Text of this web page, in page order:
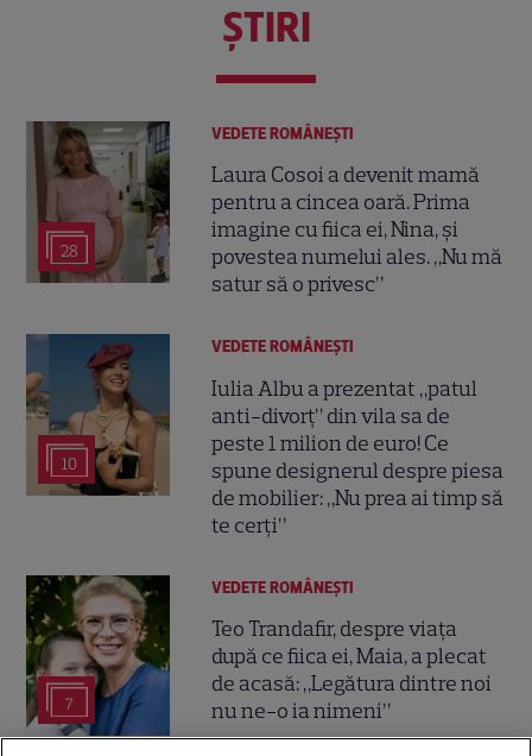
ŞTIRI
28
VEDETE ROMÂNEŞTI
Laura Cosoi a devenit mamă
pentru a cincea oară. Prima
imagine cu fiica ei, Nina, și
povestea numelui ales. „Nu mă
satur să o privesc”
10
VEDETE ROMÂNEŞTI
Iulia Albu a prezentat „patul
anti-divorț” din vila sa de
peste 1 milion de euro! Ce
spune designerul despre piesa
de mobilier: „Nu prea ai timp să
te cerți”
7
VEDETE ROMÂNEŞTI
Teo Trandafir, despre viața
după ce fiica ei, Maia, a plecat
de acasă: „Legătura dintre noi
nu ne-o ia nimeni”